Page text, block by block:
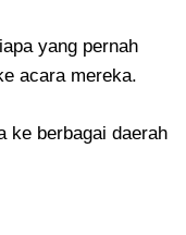
yang pernah
acara mereka.
ke berbagai daerah